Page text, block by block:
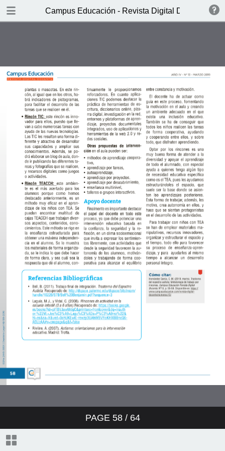
Campus Educación - Revista Digital Docente
PAGE 58/ 64
DOWNLOAD